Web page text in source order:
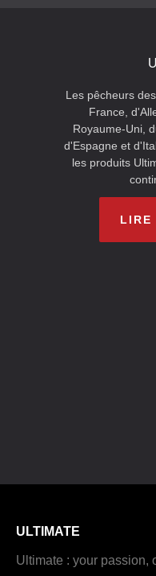
Les pêcheurs
France,
Royaume-Uni,
d'Espagne et
les produits
LIRE
ULTIMATE
Ultimate : your passion,